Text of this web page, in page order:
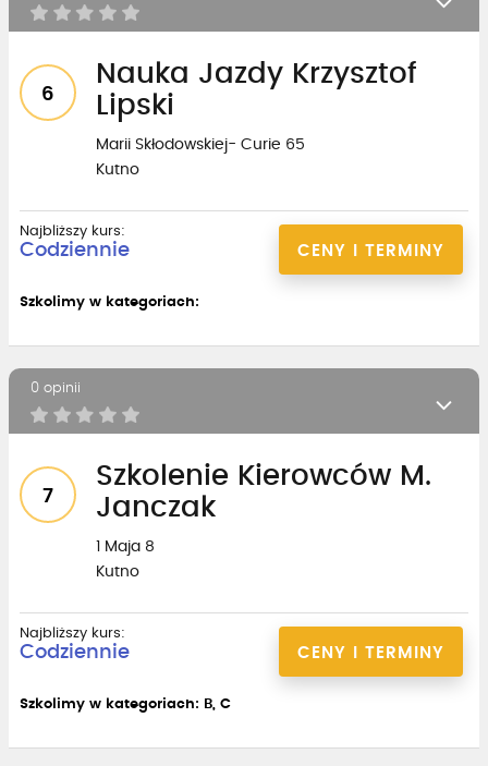
6
Nauka Jazdy Krzysztof
Lipski
Marii Skłodowskiej- Curie 65
Kutno
CENY I TERMINY
Najbliższy kurs:
Codziennie
Szkolimy w kategoriach:
0 opinii
7
Szkolenie Kierowców M.
Janczak
1 Maja 8
Kutno
CENY I TERMINY
Najbliższy kurs:
Codziennie
Szkolimy w kategoriach: B, C